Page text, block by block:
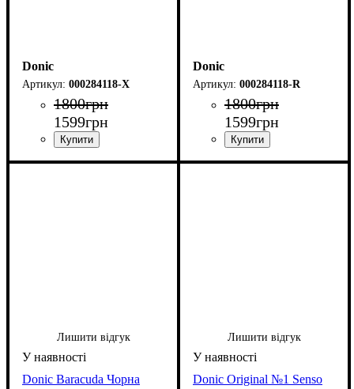
Donic
000284118-X
1800грн
1599грн
Donic
000284118-R
1800грн
1599грн
Лишити відгук
Donic Baracuda Чорна
Лишити відгук
Donic Original №1 Senso